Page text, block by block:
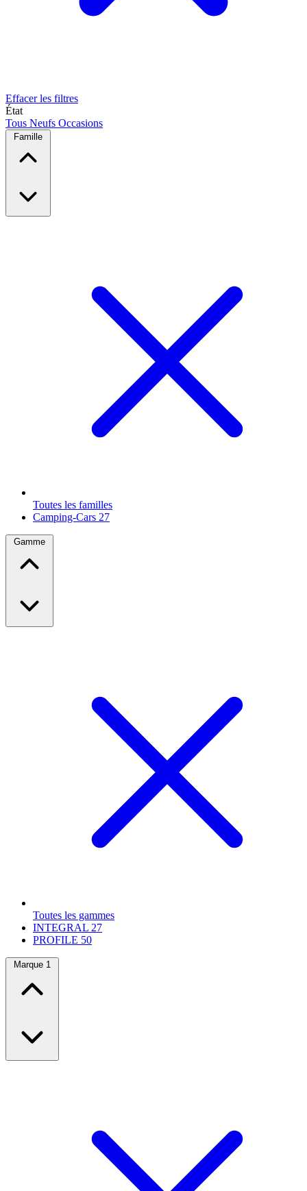
Effacer les filtres
État
Tous Neufs Occasions
Famille
Toutes les familles
Camping-Cars 27
Gamme
Toutes les gammes
INTEGRAL 27
PROFILE 50
Marque 1